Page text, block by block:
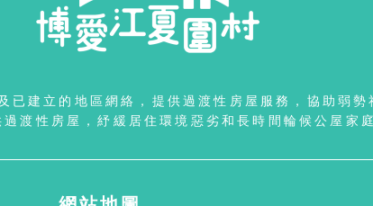
已建立的地區網絡，提供過渡性房屋服務，協助弱勢
渡性房屋，紓緩居住環境惡劣和長時間輪候公屋家